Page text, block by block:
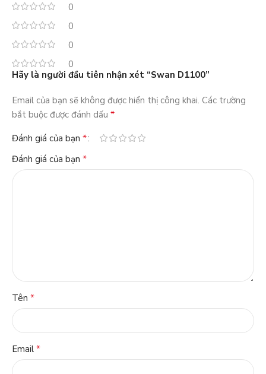
0
0
0
0
Hãy là người đầu tiên nhận xét “Swan D1100”
Email của bạn sẽ không được hiển thị công khai. Các trường
bắt buộc được đánh dấu *
Đánh giá của bạn *
Đánh giá của bạn *
Tên *
Email *